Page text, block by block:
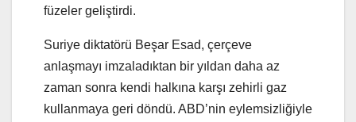
füzeler geliştirdi.
Suriye diktatörü Beşar Esad, çerçeve
anlaşmayı imzaladıktan bir yıldan daha az
zaman sonra kendi halkına karşı zehirli gaz
kullanmaya geri döndü. ABD’nin eylemsizliğiyle